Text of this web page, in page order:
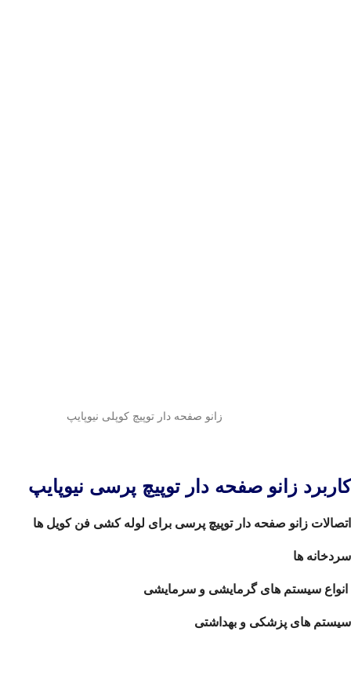
زانو صفحه دار توپیچ کوپلی نیوپایپ
کاربرد زانو صفحه دار توپیچ پرسی نیوپایپ
اتصالات زانو صفحه دار توپیچ پرسی برای لوله کشی فن کویل ها
سردخانه ها
انواع سیستم های گرمایشی و سرمایشی
سیستم های پزشکی و بهداشتی